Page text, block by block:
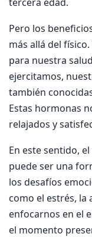
Pero los
más allá del
para nuestra
ejercitamos,
también
Estas hormonas
relajados y
En este sentido,
puede ser una
los desafíos
como el estrés, la
enfocarnos en el
el momento